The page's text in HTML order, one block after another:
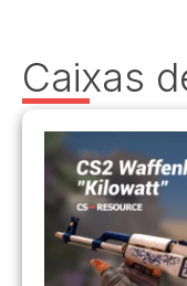
Caixas